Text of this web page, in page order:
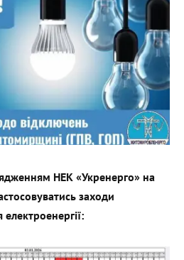
НЕК «Укренерго» на
заходи